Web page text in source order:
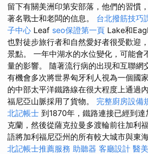
留下有關美洲印第安部落，他們的習慣
著名戰士和老闆的信息。 台北撥筋技巧
子中心 Leaf seo保證第一頁 Lake和
也對徒步旅行者和自然愛好者很受歡迎
景點。 一年中湖水的水位變化，可能會
量的影響。 隨著流行病的出現和互聯網
有機會多次將世界匈牙利人視為一個國
的中部太平洋鐵路線在很大程度上通過
福尼亞山脈採用了貨物。 完整廚房設備
北記帳士 到1870年，鐵路連接已經到
克蘭，然後從薩克拉曼多渡輪前往加利
語將加利福尼亞州的所有較大城市與東
北記帳士推薦服務 助聽器 客廳設計 醫